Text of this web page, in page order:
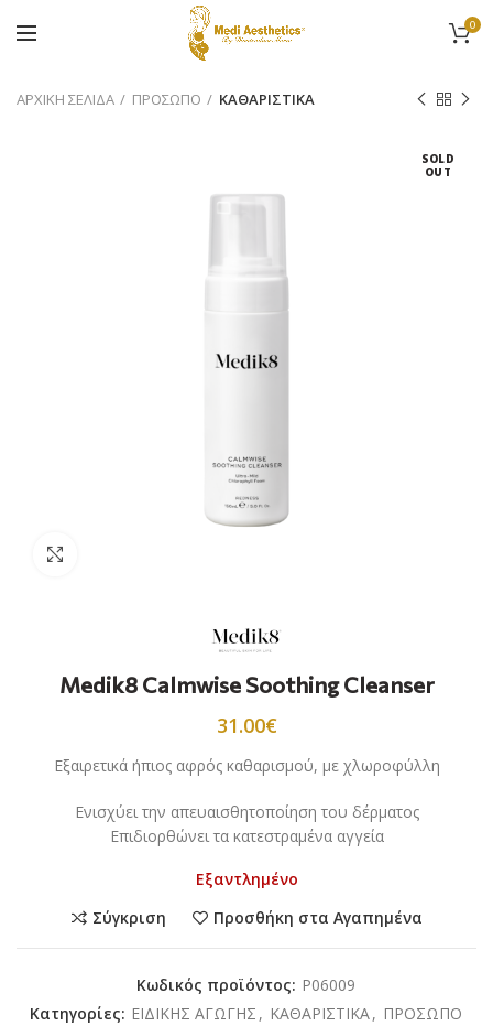
0
ΑΡΧΙΚΉ ΣΕΛΊΔΑ ΠΡΟΣΩΠΟ ΚΑΘΑΡΙΣΤΙΚΑ
SOLD
OUT
Medik8 Calmwise Soothing Cleanser
31.00€
Εξαιρετικά ήπιος αφρός καθαρισμού, με χλωροφύλλη
Ενισχύει την απευαισθητοποίηση του δέρματος
Επιδιορθώνει τα κατεστραμένα αγγεία
Εξαντλημένο
Σύγκριση
Προσθήκη στα Αγαπημένα
Κωδικός προϊόντος: P06009
Κατηγορίες: ΕΙΔΙΚΗΣ ΑΓΩΓΗΣ , ΚΑΘΑΡΙΣΤΙΚΑ, ΠΡΟΣΩΠΟ